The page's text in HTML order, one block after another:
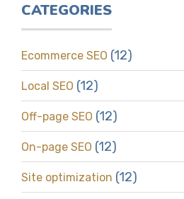
CATEGORIES
Ecommerce SEO (12)
Local SEO (12)
Off-page SEO (12)
On-page SEO (12)
Site optimization (12)